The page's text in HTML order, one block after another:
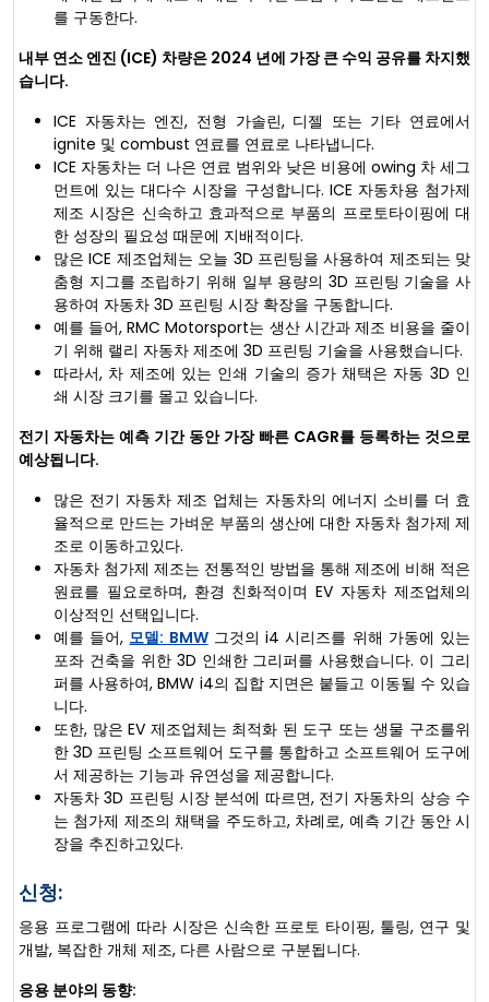
를 구동한다.
내부 연소 엔진 (ICE) 차량은 2024 년에 가장 큰 수익 공유를 차지했
습니다.
ICE 자동차는 엔진, 전형 가솔린, 디젤 또는 기타 연료에서
ignite 및 combust 연료를 연료로 나타냅니다.
ICE 자동차는 더 나은 연료 범위와 낮은 비용에 owing 차 세그
먼트에 있는 대다수 시장을 구성합니다. ICE 자동차용 첨가제
제조 시장은 신속하고 효과적으로 부품의 프로토타이핑에 대
한 성장의 필요성 때문에 지배적이다.
많은 ICE 제조업체는 오늘 3D 프린팅을 사용하여 제조되는 맞
춤형 지그를 조립하기 위해 일부 용량의 3D 프린팅 기술을 사
용하여 자동차 3D 프린팅 시장 확장을 구동합니다.
예를 들어, RMC Motorsport는 생산 시간과 제조 비용을 줄이
기 위해 랠리 자동차 제조에 3D 프린팅 기술을 사용했습니다.
따라서, 차 제조에 있는 인쇄 기술의 증가 채택은 자동 3D 인
쇄 시장 크기를 몰고 있습니다.
전기 자동차는 예측 기간 동안 가장 빠른 CAGR를 등록하는 것으로
예상됩니다.
많은 전기 자동차 제조 업체는 자동차의 에너지 소비를 더 효
율적으로 만드는 가벼운 부품의 생산에 대한 자동차 첨가제 제
조로 이동하고있다.
자동차 첨가제 제조는 전통적인 방법을 통해 제조에 비해 적은
원료를 필요로하며, 환경 친화적이며 EV 자동차 제조업체의
이상적인 선택입니다.
예를 들어, 모델: BMW그것의 i4 시리즈를 위해 가동에 있는
포좌 건축을 위한 3D 인쇄한 그리퍼를 사용했습니다. 이 그리
퍼를 사용하여, BMW i4의 집합 지면은 붙들고 이동될 수 있습
니다.
또한, 많은 EV 제조업체는 최적화 된 도구 또는 생물 구조를위
한 3D 프린팅 소프트웨어 도구를 통합하고 소프트웨어 도구에
서 제공하는 기능과 유연성을 제공합니다.
자동차 3D 프린팅 시장 분석에 따르면, 전기 자동차의 상승 수
는 첨가제 제조의 채택을 주도하고, 차례로, 예측 기간 동안 시
장을 추진하고있다.
신청:
응용 프로그램에 따라 시장은 신속한 프로토 타이핑, 툴링, 연구 및
개발, 복잡한 개체 제조, 다른 사람으로 구분됩니다.
응용 분야의 동향: